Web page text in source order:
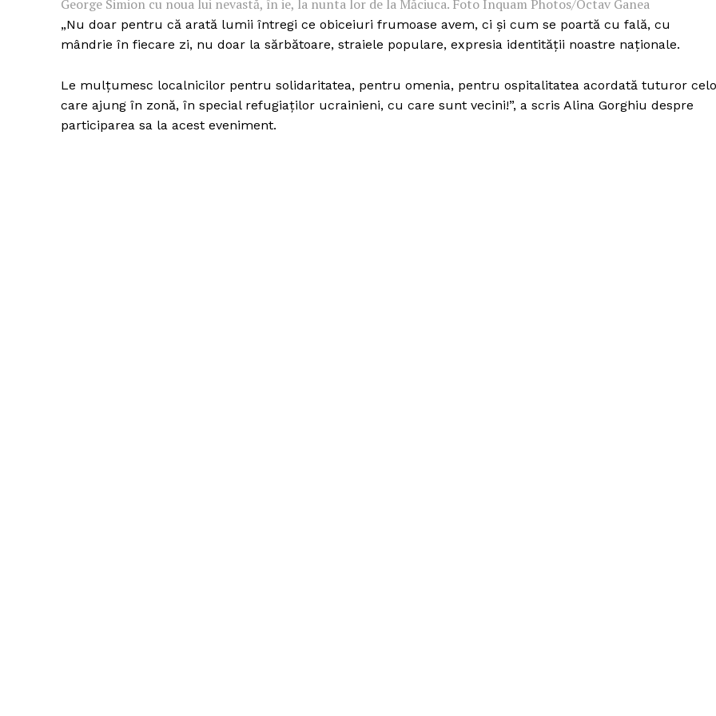
George Simion cu noua lui nevastă, în ie, la nunta lor de la Măciuca. Foto Inquam Photos/Octav Ganea
„Nu doar pentru că arată lumii întregi ce obiceiuri frumoase avem, ci și cum se poartă cu fală, cu
mândrie în fiecare zi, nu doar la sărbătoare, straiele populare, expresia identității noastre naționale.
Le mulțumesc localnicilor pentru solidaritatea, pentru omenia, pentru ospitalitatea acordată tuturor
care ajung în zonă, în special refugiaților ucrainieni, cu care sunt vecini!”, a scris Alina Gorghiu despre
participarea sa la acest eveniment.